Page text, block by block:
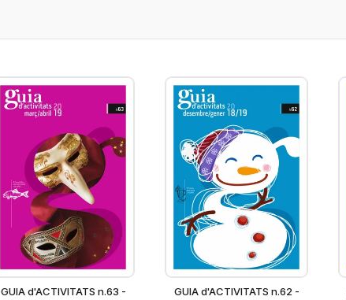
GUIA d'ACTIVITATS n.63 -
GUIA d'ACTIVITATS n.62 -